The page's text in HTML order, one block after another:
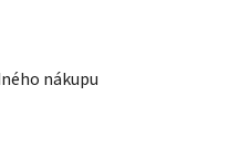
nákupu